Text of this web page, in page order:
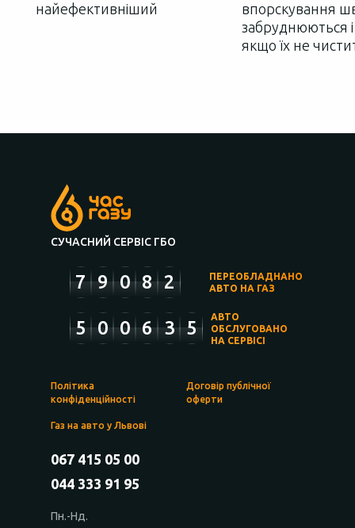
найефективніший
впорскування
забруднюються
якщо їх не
СУЧАСНИЙ СЕРВІС ГБО
7 9 0 8 2
ПЕРЕОБЛАДНАНО
АВТО НА ГАЗ
5 0 0 6 3 5
АВТО
ОБСЛУГОВАНО
НА СЕРВІСІ
Політика
конфіденційності
Договір публічної
оферти
Газ на авто у Львові
067 415 05 00
044 333 91 95
Пн.-Нд.